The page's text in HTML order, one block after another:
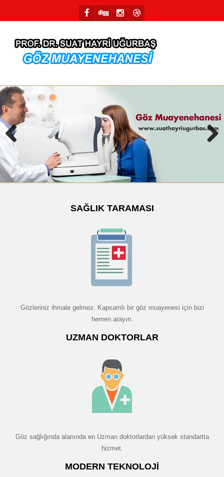
Previous
SAĞLIK TARAMASI
Gözleriniz ihmale gelmez. Kapsamlı bir göz muayenesi için bizi
hemen arayın.
UZMAN DOKTORLAR
Göz sağlığında alanında en Uzman doktorlardan yüksek standartta
hizmet.
MODERN TEKNOLOJI